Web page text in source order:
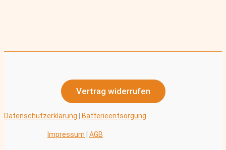
Vertrag widerrufen
Datenschutzerklärung Batterieentsorgung
Impressum AGB